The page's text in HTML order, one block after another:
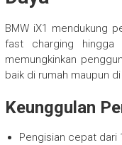
BMW iX1 mendukung
fast charging
memungkinkan
baik di rumah maupun
Keunggulan
Pengisian cepat dari